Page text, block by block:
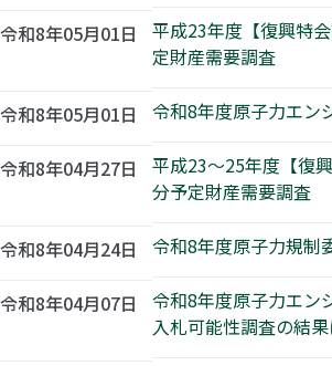
令和8年05月01日
平成23年度【復興特
定財産需要調査
令和8年05月01日 令和8年度原子力エン
令和8年04月27日
平成23～25年度【復
分予定財産需要調査
令和8年04月24日 令和8年度原子力規制
令和8年04月07日
令和8年度原子力エン
入札可能性調査の結